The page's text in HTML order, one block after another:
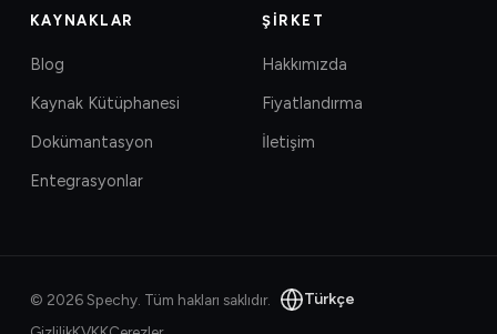
KAYNAKLAR
Blog
Kaynak Kütüphanesi
Dokümantasyon
Entegrasyonlar
ŞIRKET
Hakkımızda
Fiyatlandırma
İletişim
© 2026Spechy. Tüm hakları saklıdır. Türkçe